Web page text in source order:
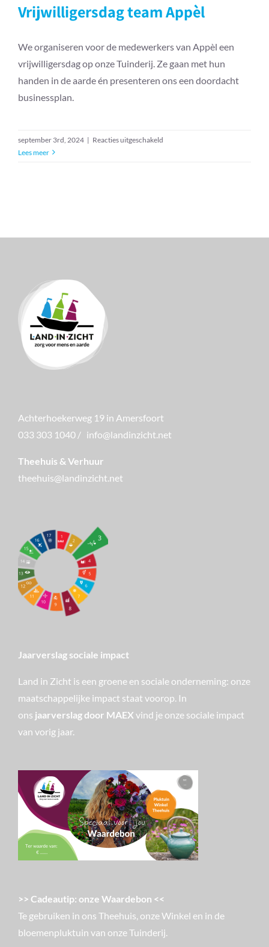
Vrijwilligersdag team Appèl
We organiseren voor de medewerkers van Appèl een
vrijwilligersdag op onze Tuinderij. Ze gaan met hun
handen in de aarde én presenteren ons een doordacht
businessplan.
september 3rd, 2024 | Reacties uitgeschakeld
Lees meer
Achterhoekerweg 19 in Amersfoort
033 303 1040 / info@landinzicht.net
Theehuis & Verhuur
theehuis@landinzicht.net
Jaarverslag sociale impact
Land in Zicht is een groene en sociale onderneming: onze
maatschappelijke impact staat voorop. In
ons jaarverslag door MAEX vind je onze sociale impact
van vorig jaar.
>> Cadeautip: onze Waardebon <<
Te gebruiken in ons Theehuis, onze Winkel en in de
bloemenpluktuin van onze Tuinderij.